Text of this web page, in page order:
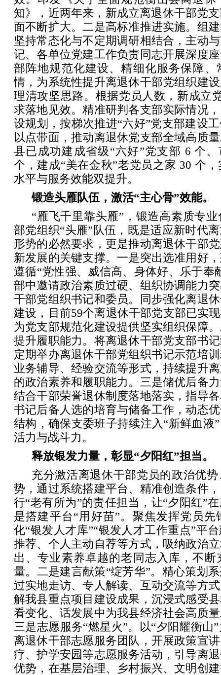
知》，近两年来，新成立离退休干部党
面不断扩大。二是高标准推进实施。组
坚持常态化与不定期调研相结合，主动
记、各单位党建工作负责同志开展深度
部阵地规范化建设、精细化服务保障、
情，为系统性提升离退休干部党组织建
理清攻坚思路。根据党员人数，新成立
求落地见效。精准研判各支部实际情况
设规划，按梯次推进“六好”党支部建设
以点带面，推动离退休党支部全域高质
县已成功建成省级“六好”党支部 6 个
个，建成“美在金秋”老党员之家 30 个
水平与服务效能双提升。
锻造头雁队伍，激活“主心骨”效能。
“雁飞千里靠头雁”，锻造高素质专
部党组织“头雁”队伍，既是适应新时代
形势的必然要求，更是推动离退休干部
新发展的关键支撑。一是突出选准用好
遵循“党性强、威信高、身体好、乐于奉
部中邀请政治素质过硬、组织协调能力
干部党组织书记和委员。同步强化离退
建设，目前59个离退休干部党支部已实
为党支部规范化建设提供坚实组织保障
提升履职能力。将离退休干部党支部书
定期举办离退休干部党组织书记示范培
业务辅导、经验交流等形式，持续提升
的政治素养和履职能力。三是储优后备
结合干部荣誉退休制度落地落实，指导
书记后备人选的培育与储备工作，动态
结构，确保支委班子持续注入“新鲜血液
活力与战斗力。
释放银发力量，彰显“夕阳红”担当。
充分激活离退休干部党员的政治优
势，通过系统搭建平台、精准创造条件
行“老有所为”的责任担当，让“夕阳红”
是搭建平台“用好苗”。聚焦发挥党员
化“银发人才库”“银发人才工作重点”平
推荐、个人主动自荐等方式，吸纳政治
出、专业素养卓越的老同志入库，不断
量。二是建言献策“绽芳华”。精心策划
过实地走访、专人解读、互动交流等方
解我县重点项目建设成果，沉浸式感受
看变化、话发展中为我县经济社会高质
三是志愿服务“燃星火”。以“夕阳耀衡山
离退休干部志愿服务团队，开展政策宣
疗、护学安园等志愿服务活动，引导离
优势，在基层治理、乡村振兴、文明创